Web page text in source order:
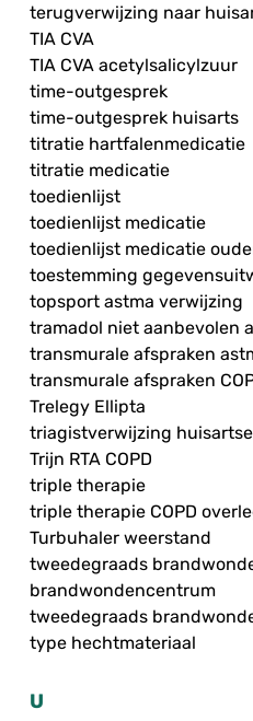
terugverwijzing naar
TIA CVA
TIA CVA acetylsalicylzuur
time-outgesprek
time-outgesprek huisarts
titratie hartfalenmedicatie
titratie medicatie
toedienlijst
toedienlijst medicatie
toedienlijst medicatie
toestemming
topsport astma verwijzing
tramadol niet aanbevolen
transmurale afspraken
transmurale afspraken
Trelegy Ellipta
triagistverwijzing
Trijn RTA COPD
triple therapie
triple therapie COPD
Turbuhaler weerstand
tweedegraads
brandwondencentrum
tweedegraads
type hechtmateriaal
U